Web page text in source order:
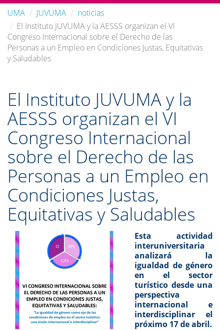
UMA
JUVUMA
noticias
El Instituto JUVUMA y la AESSS organizan el VI
Congreso Internacional sobre el Derecho de las
Personas a un Empleo en Condiciones Justas, Equitativas
y Saludables
El Instituto JUVUMA y la
AESSS organizan el VI
Congreso Internacional
sobre el Derecho de las
Personas a un Empleo en
Condiciones Justas,
Equitativas y Saludables
Esta actividad
interuniversitaria
analizará la
igualdad de género
en el sector
turístico desde una
perspectiva
internacional e
interdisciplinar el
próximo 17 de abril.